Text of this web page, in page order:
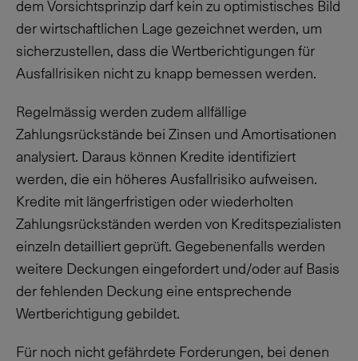
dem Vorsichtsprinzip darf kein zu optimistisches Bild
der wirtschaftlichen Lage gezeichnet werden, um
sicherzustellen, dass die Wertberichtigungen für
Ausfallrisiken nicht zu knapp bemessen werden.
Regelmässig werden zudem allfällige
Zahlungsrückstände bei Zinsen und Amortisationen
analysiert. Daraus können Kredite identifiziert
werden, die ein höheres Ausfallrisiko aufweisen.
Kredite mit längerfristigen oder wiederholten
Zahlungsrückständen werden von Kreditspezialisten
einzeln detailliert geprüft. Gegebenenfalls werden
weitere Deckungen eingefordert und/oder auf Basis
der fehlenden Deckung eine entsprechende
Wertberichtigung gebildet.
Für noch nicht gefährdete Forderungen, bei denen